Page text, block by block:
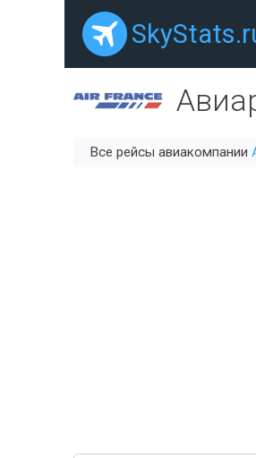
Все рейсы авиакомпании